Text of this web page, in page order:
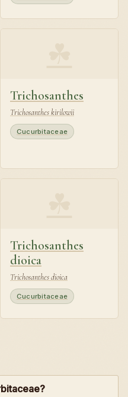
Trichosanthes
Trichosanthes kirilowii
Cucurbitaceae
Trichosanthes
dioica
Trichosanthes dioica
Cucurbitaceae